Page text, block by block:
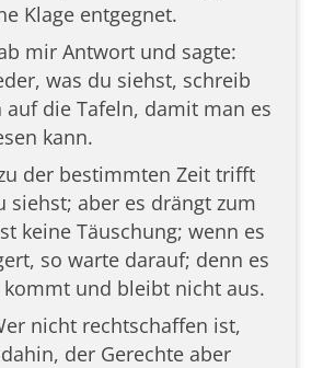
Klage entgegnet.
mir Antwort und sagte:
was du siehst, schreib
auf die Tafeln, damit man es
kann.
der bestimmten Zeit trifft
siehst; aber es drängt zum
keine Täuschung; wenn es
so warte darauf; denn es
und bleibt nicht aus.
nicht rechtschaffen ist,
der Gerechte aber